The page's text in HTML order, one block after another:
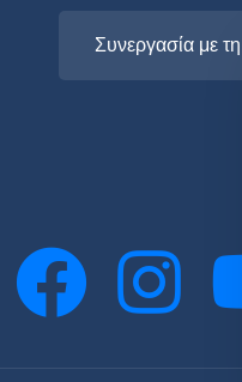
Συνεργασία με